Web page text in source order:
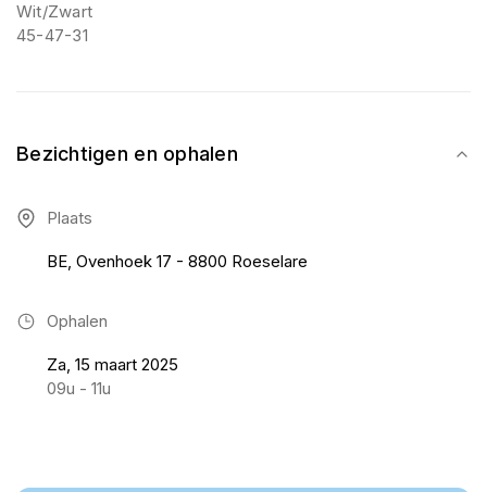
Wit/Zwart
45-47-31
Bezichtigen en ophalen
Plaats
BE, Ovenhoek 17 - 8800 Roeselare
Ophalen
Za, 15 maart 2025
09u - 11u